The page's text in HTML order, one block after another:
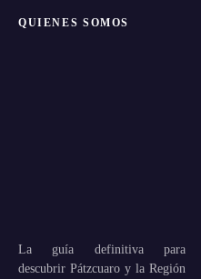
QUIENES SOMOS
La guía definitiva para
descubrir Pátzcuaro y la Región